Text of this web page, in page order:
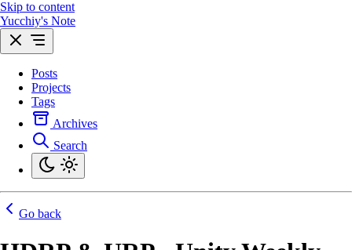
Skip to content
Yucchiy's Note
Posts
Projects
Tags
Archives
Search
Go back